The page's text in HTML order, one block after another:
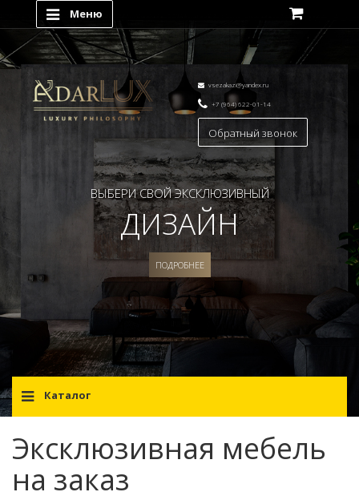
Меню
vsezakazi@yandex.ru
+7 (964) 622-01-14
Обратный звонок
ВЫБЕРИ СВОЙ ЭКСКЛЮЗИВНЫЙ
ДИЗАЙН
ПОДРОБНЕЕ
Каталог
Эксклюзивная мебель
на заказ